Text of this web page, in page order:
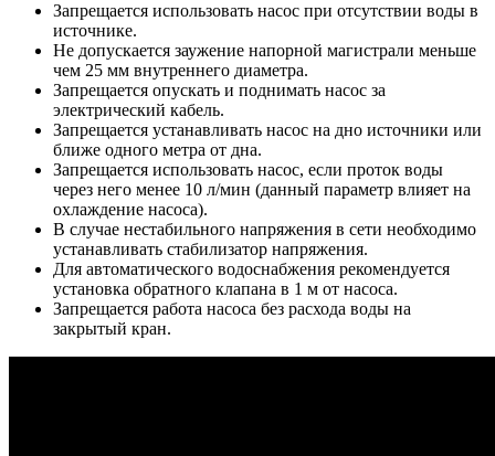
Запрещается использовать насос при отсутствии воды в
источнике.
Не допускается заужение напорной магистрали меньше
чем 25 мм внутреннего диаметра.
Запрещается опускать и поднимать насос за
электрический кабель.
Запрещается устанавливать насос на дно источники или
ближе одного метра от дна.
Запрещается использовать насос, если проток воды
через него менее 10 л/мин (данный параметр влияет на
охлаждение насоса).
В случае нестабильного напряжения в сети необходимо
устанавливать стабилизатор напряжения.
Для автоматического водоснабжения рекомендуется
установка обратного клапана в 1 м от насоса.
Запрещается работа насоса без расхода воды на
закрытый кран.